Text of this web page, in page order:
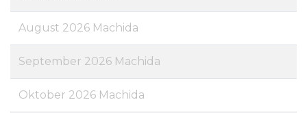
August 2026 Machida
September 2026 Machida
Oktober 2026 Machida